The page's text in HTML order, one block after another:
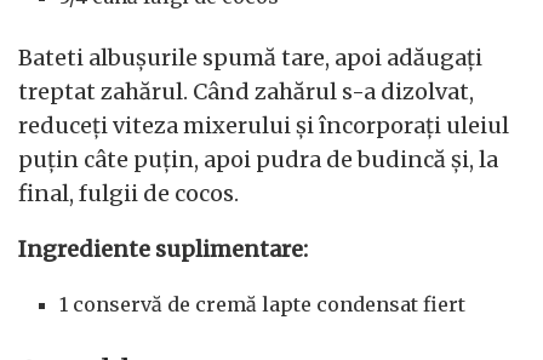
Bateti albușurile spumă tare, apoi adăugați
treptat zahărul. Când zahărul s-a dizolvat,
reduceți viteza mixerului și încorporați uleiul
puțin câte puțin, apoi pudra de budincă și, la
final, fulgii de cocos.
Ingrediente suplimentare:
1 conservă de cremă lapte condensat fiert